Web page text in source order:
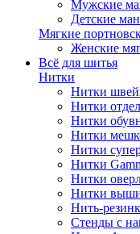
Мужские
Детские
Мягкие
Женские
Всё для шитья
Нитки
Нитки
Нитки
Нитки
Нитки
Нитки
Нитки
Нитки
Нитки
Нить-
Стенды с